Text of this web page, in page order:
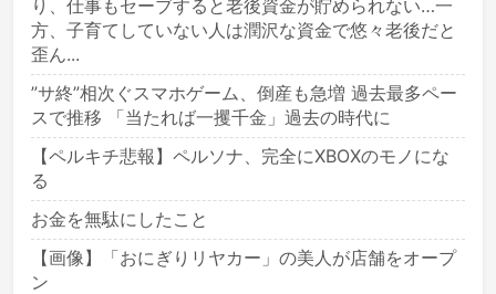
り、仕事もセーブすると老後資金が貯められない…一
方、子育てしていない人は潤沢な資金で悠々老後だと
歪ん...
”サ終”相次ぐスマホゲーム、倒産も急増 過去最多ペー
スで推移 「当たれば一攫千金」過去の時代に
【ペルキチ悲報】ペルソナ、完全にXBOXのモノにな
る
お金を無駄にしたこと
【画像】「おにぎりリヤカー」の美人が店舗をオープ
ン